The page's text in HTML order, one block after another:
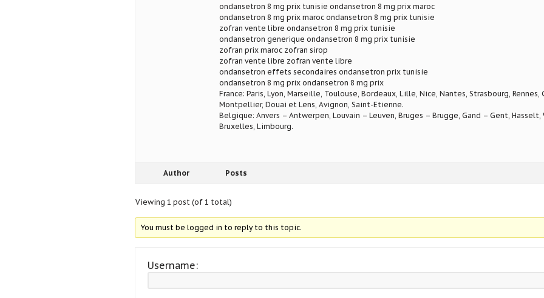
ondansetron 8 mg prix tunisie ondansetron 8 mg prix maroc
ondansetron 8 mg prix maroc ondansetron 8 mg prix tunisie
zofran vente libre ondansetron 8 mg prix tunisie
ondansetron generique ondansetron 8 mg prix tunisie
zofran prix maroc zofran sirop
zofran vente libre zofran vente libre
ondansetron effets secondaires ondansetron prix tunisie
ondansetron 8 mg prix ondansetron 8 mg prix
France: Paris, Lyon, Marseille, Toulouse, Bordeaux, Lille, Nice, Nantes, Strasbourg, Rennes,
Montpellier, Douai et Lens, Avignon, Saint-Etienne.
Belgique: Anvers – Antwerpen, Louvain – Leuven, Bruges – Brugge, Gand – Gent, Hasselt,
Bruxelles, Limbourg.
Author Posts
Viewing 1 post (of 1 total)
You must be logged in to reply to this topic.
Username: